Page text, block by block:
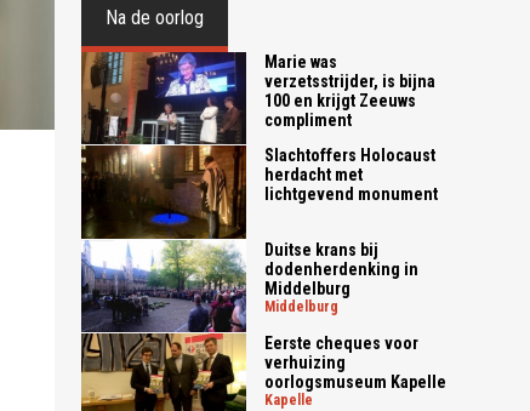
Na de oorlog
Marie was
verzetsstrijder, is bijna
100 en krijgt Zeeuws
compliment
Slachtoffers Holocaust
herdacht met
lichtgevend monument
Duitse krans bij
dodenherdenking in
Middelburg
middelburg
Eerste cheques voor
verhuizing
oorlogsmuseum Kapelle
kapelle